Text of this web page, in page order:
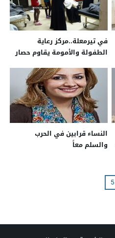
في تيرمعلة..مركز رعاية
الطفولة والأمومة يقاوم حصار
النساء قرابين في الحرب
والسلم معاً
5